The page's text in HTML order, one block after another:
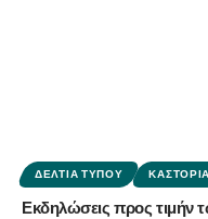
ΔΕΛΤΊΑ ΤΎΠΟΥ ΚΑΣΤΟΡΙΆ
Εκδηλώσεις προς